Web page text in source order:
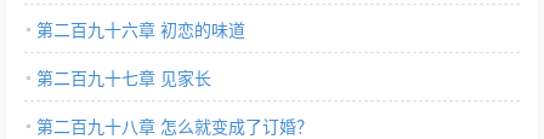
第二百九十六章 初恋的味道
第二百九十七章 见家长
第二百九十八章 怎么就变成了订婚？